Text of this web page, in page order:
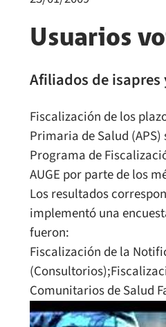
Usuarios
Afiliados de isapres
Fiscalización de los
Primaria de Salud
Programa de
AUGE por parte de los
Los resultados
implementó una
fueron:
Fiscalización de la
Comunitarios de Salud